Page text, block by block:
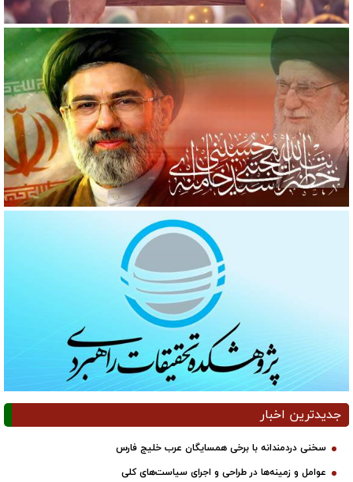
جدیدترین اخبار
سخنی دردمندانه با برخی همسایگان عرب خلیج فارس
عوامل و زمینه‌ها در طراحی و اجرای سیاست‌های کلی